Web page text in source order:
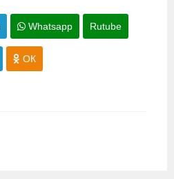
Whatsapp Rutube
ОК